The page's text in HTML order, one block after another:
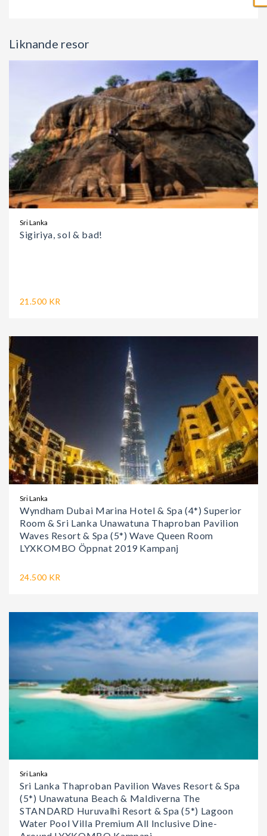
Liknande resor
Sri Lanka
Sigiriya, sol & bad!
21.500 KR
Sri Lanka
Wyndham Dubai Marina Hotel & Spa (4*) Superior
Room & Sri Lanka Unawatuna Thaproban Pavilion
Waves Resort & Spa (5*) Wave Queen Room
LYXKOMBO Öppnat 2019 Kampanj
24.500 KR
Sri Lanka
Sri Lanka Thaproban Pavilion Waves Resort & Spa
(5*) Unawatuna Beach & Maldiverna The
STANDARD Huruvalhi Resort & Spa (5*) Lagoon
Water Pool Villa Premium All Inclusive Dine-